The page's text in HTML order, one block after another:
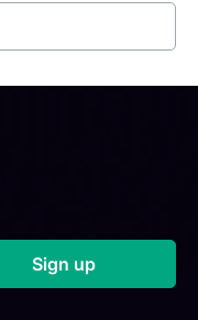
Sign up(opens in a